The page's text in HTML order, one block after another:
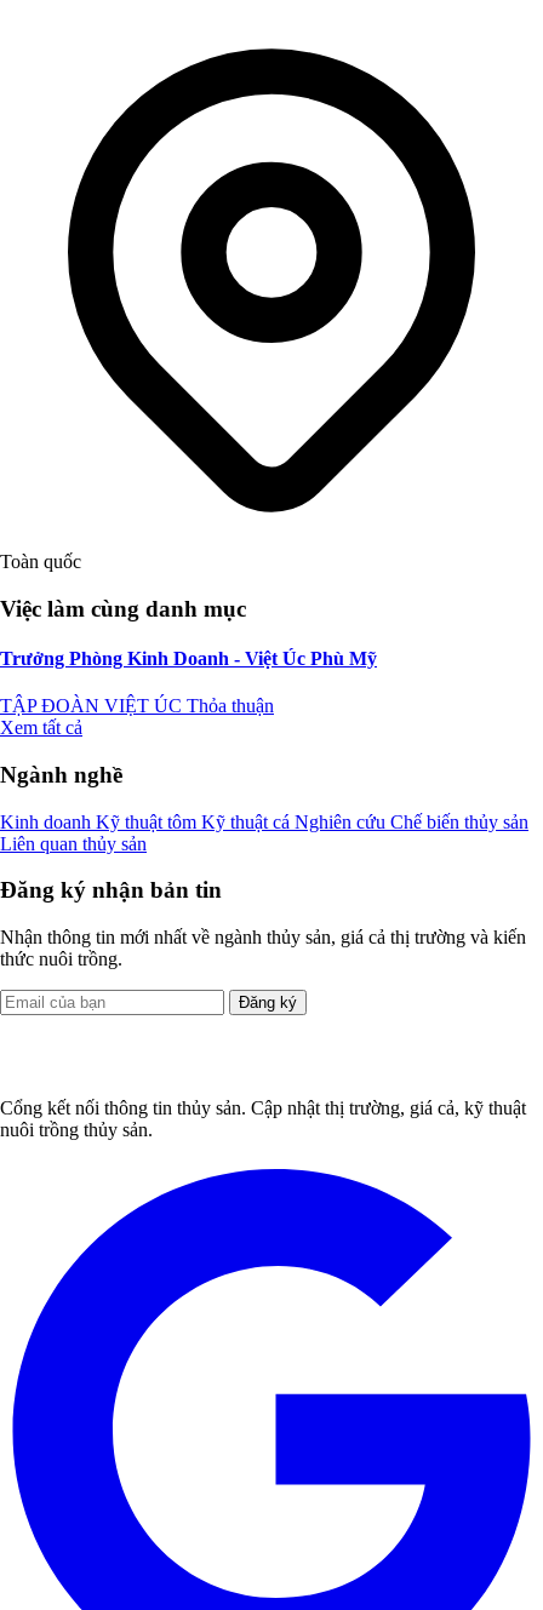
Toàn quốc
Việc làm cùng danh mục
Trưởng Phòng Kinh Doanh - Việt Úc Phù Mỹ
TẬP ĐOÀN VIỆT ÚC Thỏa thuận
Xem tất cả
Ngành nghề
Kinh doanh Kỹ thuật tôm Kỹ thuật cá Nghiên cứu Chế biến thủy sản
Liên quan thủy sản
Đăng ký nhận bản tin
Nhận thông tin mới nhất về ngành thủy sản, giá cả thị trường và kiến
thức nuôi trồng.
Đăng ký
Cổng kết nối thông tin thủy sản. Cập nhật thị trường, giá cả, kỹ thuật
nuôi trồng thủy sản.